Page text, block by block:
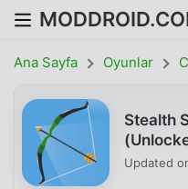
Ana Sayfa Oyunlar
Stealth
Updated